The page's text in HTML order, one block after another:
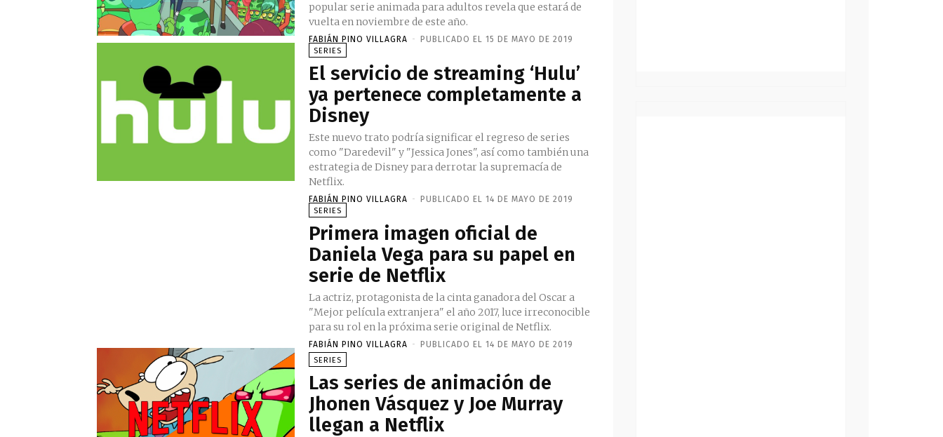
popular serie animada para adultos revela que estará de
vuelta en noviembre de este año.
FABIÁN PINO VILLAGRA - PUBLICADO EL 15 DE MAYO DE 2019
SERIES
El servicio de streaming ‘Hulu’
ya pertenece completamente a
Disney
Este nuevo trato podría significar el regreso de series
como "Daredevil" y "Jessica Jones", así como también una
estrategia de Disney para derrotar la supremacía de
Netflix.
FABIÁN PINO VILLAGRA - PUBLICADO EL 14 DE MAYO DE 2019
SERIES
Primera imagen oficial de
Daniela Vega para su papel en
serie de Netflix
La actriz, protagonista de la cinta ganadora del Oscar a
"Mejor película extranjera" el año 2017, luce irreconocible
para su rol en la próxima serie original de Netflix.
FABIÁN PINO VILLAGRA - PUBLICADO EL 14 DE MAYO DE 2019
SERIES
Las series de animación de
Jhonen Vásquez y Joe Murray
llegan a Netflix